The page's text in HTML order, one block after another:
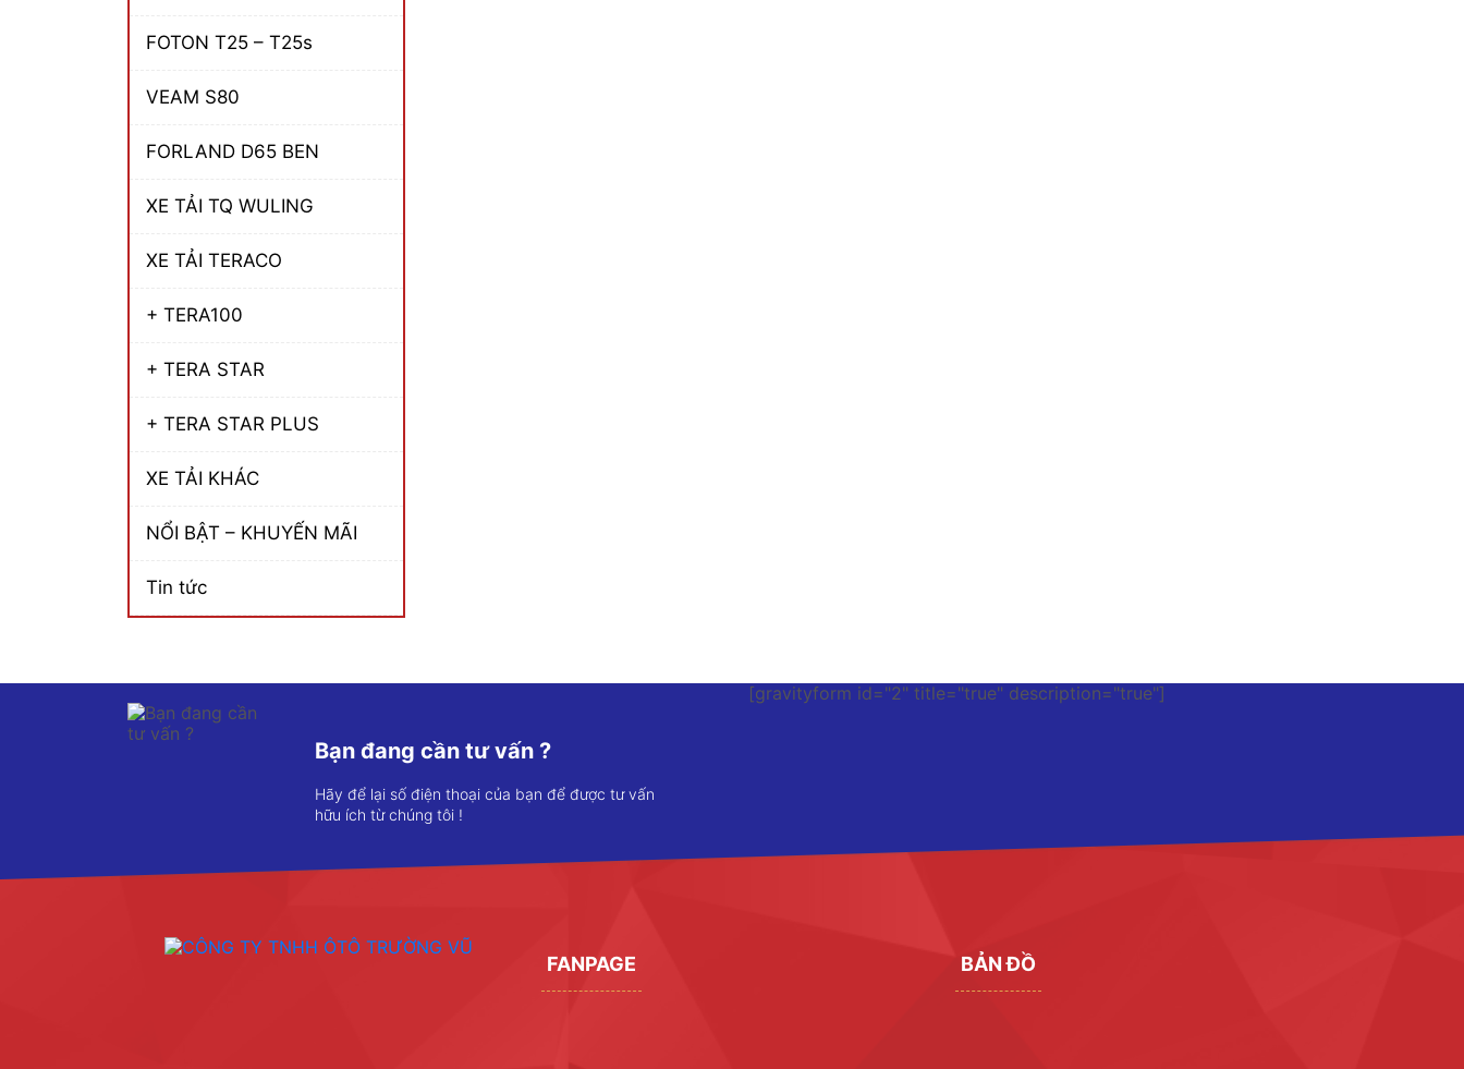
FOTON T25 – T25s
VEAM S80
FORLAND D65 BEN
XE TẢI TQ WULING
XE TẢI TERACO
+ TERA100
+ TERA STAR
+ TERA STAR PLUS
XE TẢI KHÁC
NỔI BẬT – KHUYẾN MÃI
Tin tức
Bạn đang cần tư vấn ?
Hãy để lại số điện thoại của bạn để được tư vấn
hữu ích từ chúng tôi !
[gravityform id="2" title="true" description="true"]
FANPAGE BẢN ĐỒ